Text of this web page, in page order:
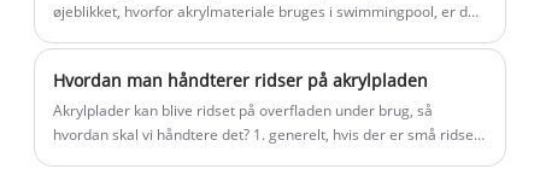
øjeblikket, hvorfor akrylmateriale bruges i swimmingpool, er der
kommer i kontakt med kropsoverfladen. Sammenlignet med
svømmebassiner i støbejern eller stål har de en mere varm og
blød følelse. Selvom det også er en type glas, er akryl ikke så
Hvordan man håndterer ridser på akrylpladen
Akrylplader kan blive ridset på overfladen under brug, så
hvordan skal vi håndtere det? 1. generelt, hvis der er små ridser